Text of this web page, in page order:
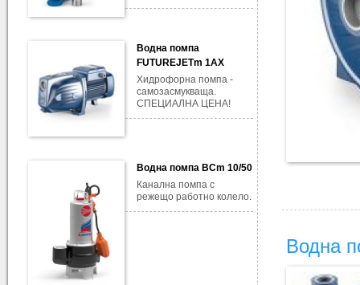
Водна помпа
FUTUREJETm 1AX
Хидрофорна помпа -
самозасмукваща.
СПЕЦИАЛНА ЦЕНА!
Водна помпа BCm 10/50
Канална помпа с
режещо работно колело.
Водна